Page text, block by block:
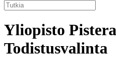
Yliopisto
Todistusvalinta